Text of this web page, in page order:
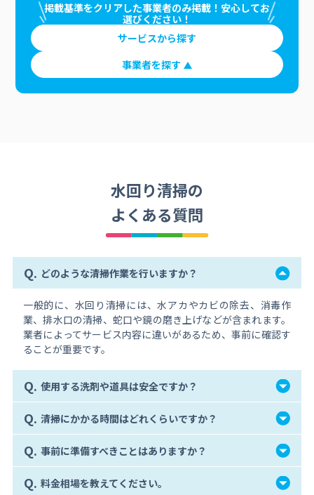
掲載基準をクリアした事業者のみ掲載！安心してお
選びください！
サービスから探す
事業者を探す
水回り清掃の
よくある質問
Q. どのような清掃作業を行いますか？
一般的に、水回り清掃には、水アカやカビの除去、消毒作
業、排水口の清掃、蛇口や鏡の磨き上げなどが含まれます。
業者によってサービス内容に違いがあるため、事前に確認す
ることが重要です。
Q. 使用する洗剤や道具は安全ですか？
Q. 清掃にかかる時間はどれくらいですか？
Q. 事前に準備すべきことはありますか？
Q. 料金相場を教えてください。